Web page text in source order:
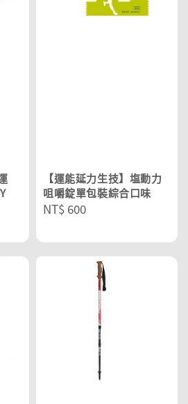
【運能延力生技】塩動力
咀嚼錠單包裝綜合口味
Regular
NT$ 600